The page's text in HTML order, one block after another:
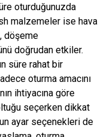
oturduğunuzda
malzemeler ise hava
döşeme
doğrudan etkiler.
süre rahat bir
oturma amacını
ihtiyacına göre
seçerken dikkat
ayar seçenekleri de